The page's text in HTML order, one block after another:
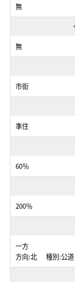
無
無
市街
準住
60％
200％
一方
方向:北 種別:公